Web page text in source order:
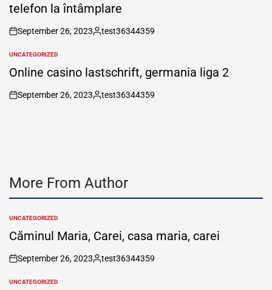
telefon la întâmplare
on
September 26, 2023
Posted
test36344359
POSTED
IN
UNCATEGORIZED
Online casino lastschrift, germania liga 2
on
September 26, 2023
Posted
test36344359
More From Author
POSTED
IN
UNCATEGORIZED
Căminul Maria, Carei, casa maria, carei
on
September 26, 2023
Posted
test36344359
POSTED
UNCATEGORIZED